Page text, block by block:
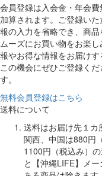
会員登録は入会金・年会
加算されます。ご登録い
報の入力を省略でき、商
ムーズにお買い物をお楽
報やお得な情報をお届けす
この機会にぜひご登録く
す。
無料会員登録はこちら
送料について
送料はお届け先１カ
関西、中国は880円
1100円（税込み）
と【沖縄LIFE】メ